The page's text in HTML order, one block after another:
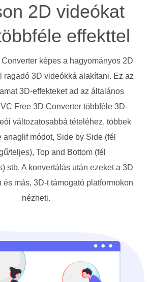
2D videókat
effekttel
képes a hagyományos 2D
ragadó 3D videókká alakítani. Ez az
3D-effekteket ad az általános
Free 3D Converter többféle 3D-
változatosabbá tételéhez, többek
anaglif módot, Side by Side (fél
teljes), Top and Bottom (fél
stb. A konvertálás után ezeket a 3D
és más, 3D-t támogató platformokon
nézheti.